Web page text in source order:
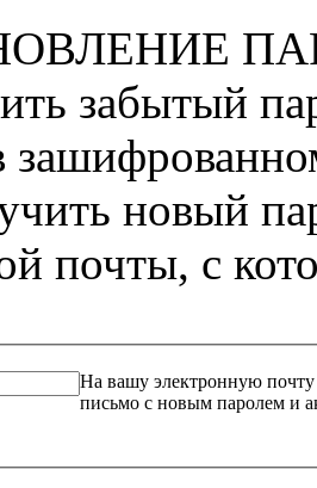
забытый
новый
почты, с
На вашу электронную почту
письмо с новым паролем и